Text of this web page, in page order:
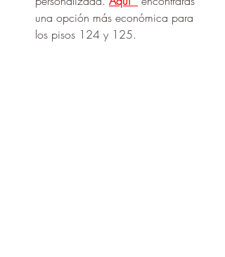
una opción más económica para
los pisos 124 y 125.